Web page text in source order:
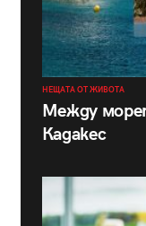
НЕЩАТА ОТ ЖИВОТА
Между
Кадакес